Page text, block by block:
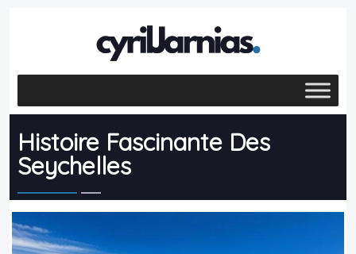
Histoire Fascinante Des
Seychelles